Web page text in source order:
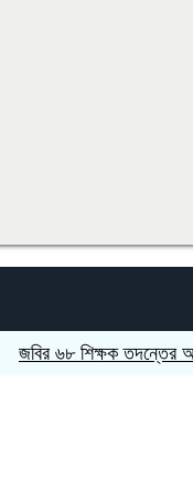
৬৮ শিক্ষক তদন্তের আওতায়